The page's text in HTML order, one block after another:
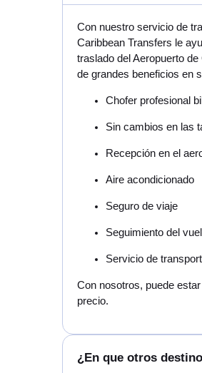
Con nuestro servicio de
Caribbean Transfers le
traslado del Aeropuerto
de grandes beneficios en
Chofer profesional
Sin cambios en las
Recepción en el
Aire acondicionado
Seguro de viaje
Seguimiento del
Servicio de
Con nosotros, puede
precio.
¿En que otros